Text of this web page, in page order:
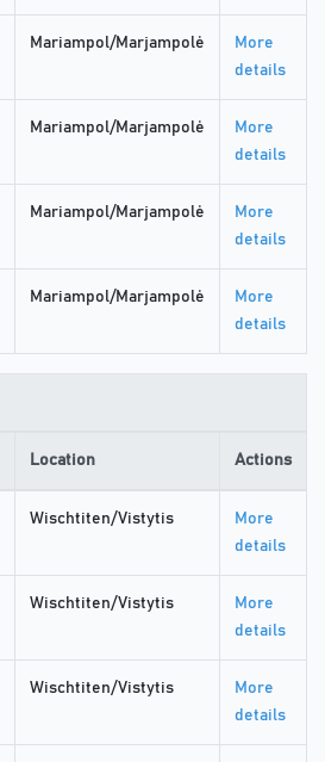
Mariampol/Marjampolė
More
details
Mariampol/Marjampolė
More
details
Mariampol/Marjampolė
More
details
Mariampol/Marjampolė
More
details
Location Actions
Wischtiten/Vistytis
More
details
Wischtiten/Vistytis
More
details
Wischtiten/Vistytis
More
details